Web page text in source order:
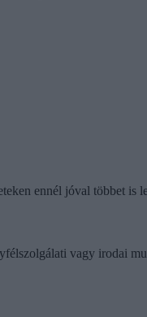
ennél jóval többet
vagy irodai